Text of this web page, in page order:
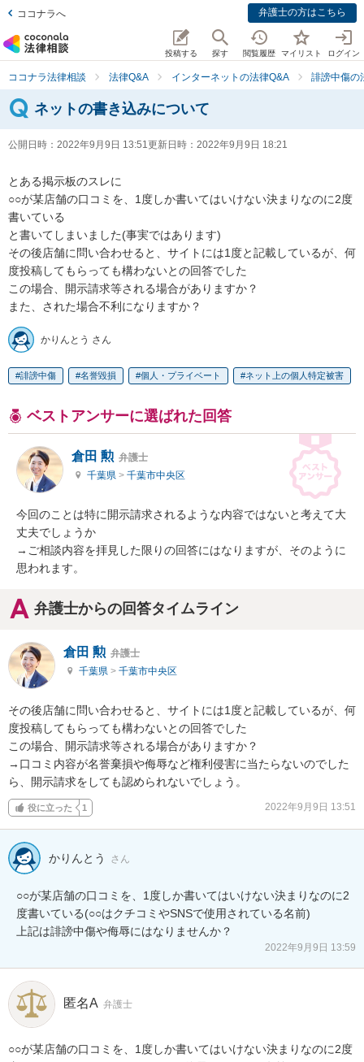
ココナラへ 弁護士の方はこちら
投稿する 探す 閲覧履歴 マイリスト ログイン
ココナラ法律相談 法律Q&A インターネットの法律Q&A 誹謗中傷の
ネットの書き込みについて
公開日時： 2022年9月9日 13:51更新日時： 2022年9月9日 18:21
とある掲示板のスレに
○○が某店舗の口コミを、1度しか書いてはいけない決まりなのに2度
書いている
と書いてしまいました(事実ではあります)
その後店舗に問い合わせると、サイトには1度と記載しているが、何
度投稿してもらっても構わないとの回答でした
この場合、開示請求等される場合がありますか？
また、された場合不利になりますか？
かりんとう さん
誹謗中傷 名誉毀損 個人・プライベート ネット上の個人特定被害
ベストアンサーに選ばれた回答
倉田 勲 弁護士
千葉県 > 千葉市中央区
今回のことは特に開示請求されるような内容ではないと考えて大
丈夫でしょうか
→ご相談内容を拝見した限りの回答にはなりますが、そのように
思われます。
弁護士からの回答タイムライン
倉田 勲 弁護士
千葉県 > 千葉市中央区
その後店舗に問い合わせると、サイトには1度と記載しているが、何
度投稿してもらっても構わないとの回答でした
この場合、開示請求等される場合がありますか？
→口コミ内容が名誉棄損や侮辱など権利侵害に当たらないのでした
ら、開示請求をしても認められないでしょう。
役に立った 1 2022年9月9日 13:51
かりんとう さん
○○が某店舗の口コミを、1度しか書いてはいけない決まりなのに2
度書いている(○○はクチコミやSNSで使用されている名前)
上記は誹謗中傷や侮辱にはなりませんか？
2022年9月9日 13:59
匿名A 弁護士
○○が某店舗の口コミを、1度しか書いてはいけない決まりなのに2度